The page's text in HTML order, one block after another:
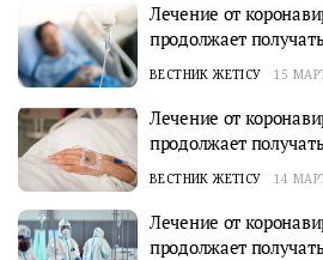
Лечение от
продолжает
ВЕСТНИК ЖЕТІСУ 15
Лечение от
продолжает
ВЕСТНИК ЖЕТІСУ 14
Лечение от
продолжает